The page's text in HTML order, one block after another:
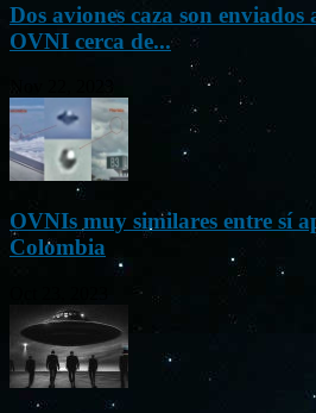
Dos aviones caza son
OVNI cerca de...
OVNIs muy similares entre sí
Colombia